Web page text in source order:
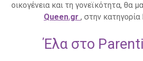
οικογένεια και τη γονεϊκότητα, θα
Queen.gr , στην κατηγορία
Έλα στο